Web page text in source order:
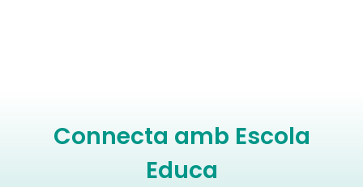
Connecta amb Escola
Educa